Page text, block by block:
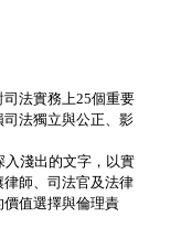
法實務上25個重要
法獨立與公正、影
淺出的文字，以實
師、司法官及法律
值選擇與倫理責